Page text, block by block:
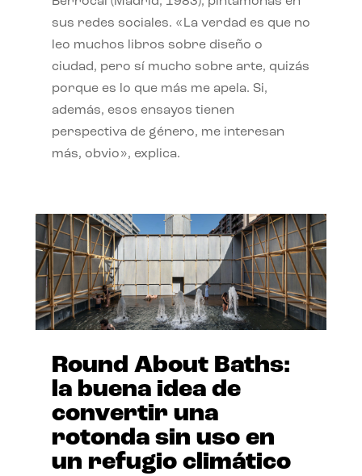
sus redes sociales. «La verdad es que no
leo muchos libros sobre diseño o
ciudad, pero sí mucho sobre arte, quizás
porque es lo que más me apela. Si,
además, esos ensayos tienen
perspectiva de género, me interesan
más, obvio», explica.
Round About Baths:
la buena idea de
convertir una
rotonda sin uso en
un refugio climático